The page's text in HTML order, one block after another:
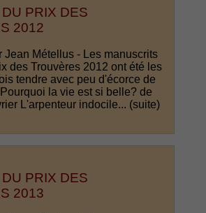
PRIX DES
2012
Jean Métellus - Les manuscrits
des Trouvères 2012 ont été les
tendre avec peu d'écorce de
la vie est si belle? de
L'arpenteur indocile... (suite)
PRIX DES
2013